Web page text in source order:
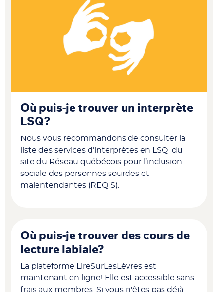
Où puis-je trouver un interprète
LSQ?
Nous vous recommandons de consulter la
liste des services d’interprètes en LSQ du
site du Réseau québécois pour l’inclusion
sociale des personnes sourdes et
malentendantes (REQIS).
Où puis-je trouver des cours de
lecture labiale?
La plateforme LireSurLesLèvres est
maintenant en ligne! Elle est accessible sans
frais aux membres. Si vous n'êtes pas déjà